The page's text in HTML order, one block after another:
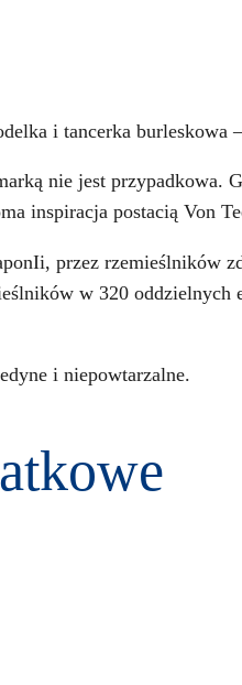
i tancerka burleskowa
nie jest
inspiracja postacią Von
przez rzemieślników
w 320 oddzielnych
i niepowtarzalne.